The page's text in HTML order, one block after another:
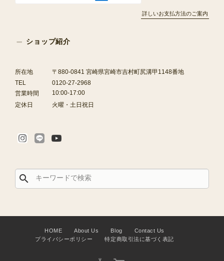
詳しいお支払方法のご案内
ショップ紹介
所在地
〒880-0841 宮崎県宮崎市吉村町尻溝甲1148番地
TEL
0120-27-2968
営業時間
10:00-17:00
定休日
火曜・土日祝日
search
HOME About Us Blog
Contact Us
プライバシーポリシー
特定商取引法に基づく表記